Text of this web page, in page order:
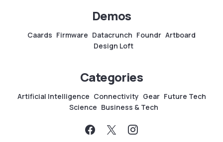
Demos
Caards Firmware Datacrunch Foundr Artboard
Design Loft
Categories
Artificial Intelligence Connectivity Gear Future Tech
Science Business & Tech